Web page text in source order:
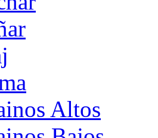
Altos